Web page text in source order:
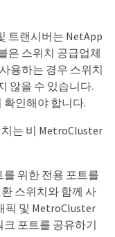
트랜시버는 NetApp
은 스위치 공급업체
용하는 경우 스위치
않을 수 있습니다.
인해야 합니다.
는 비 MetroCluster
위한 전용 포트를
스위치와 함께 사
픽 및 MetroCluster
포트를 공유하기